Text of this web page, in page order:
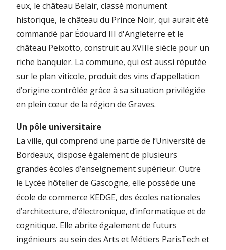
eux, le château Belair, classé monument
historique, le château du Prince Noir, qui aurait été
commandé par Édouard III d'Angleterre et le
château Peixotto, construit au XVIIIe siècle pour un
riche banquier. La commune, qui est aussi réputée
sur le plan viticole, produit des vins d’appellation
d’origine contrôlée grâce à sa situation privilégiée
en plein cœur de la région de Graves.
Un pôle universitaire
La ville, qui comprend une partie de l’Université de
Bordeaux, dispose également de plusieurs
grandes écoles d’enseignement supérieur. Outre
le Lycée hôtelier de Gascogne, elle possède une
école de commerce KEDGE, des écoles nationales
d’architecture, d’électronique, d’informatique et de
cognitique. Elle abrite également de futurs
ingénieurs au sein des Arts et Métiers ParisTech et